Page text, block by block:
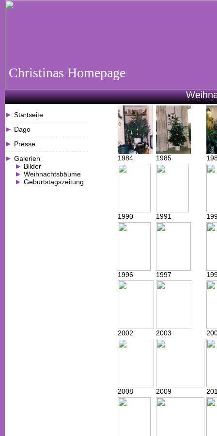
Christinas Homepage
Startseite
- - - - - - - - - - - - - - - - - - - - - - - - -
Dago
- - - - - - - - - - - - - - - - - - - - - - - - -
Presse
- - - - - - - - - - - - - - - - - - - - - - - - -
Galerien
Bilder
Weihnachtsbäume
Geburtstagszeitung
1984 1985
1990 1991
1996 1997
2002 2003
2008 2009